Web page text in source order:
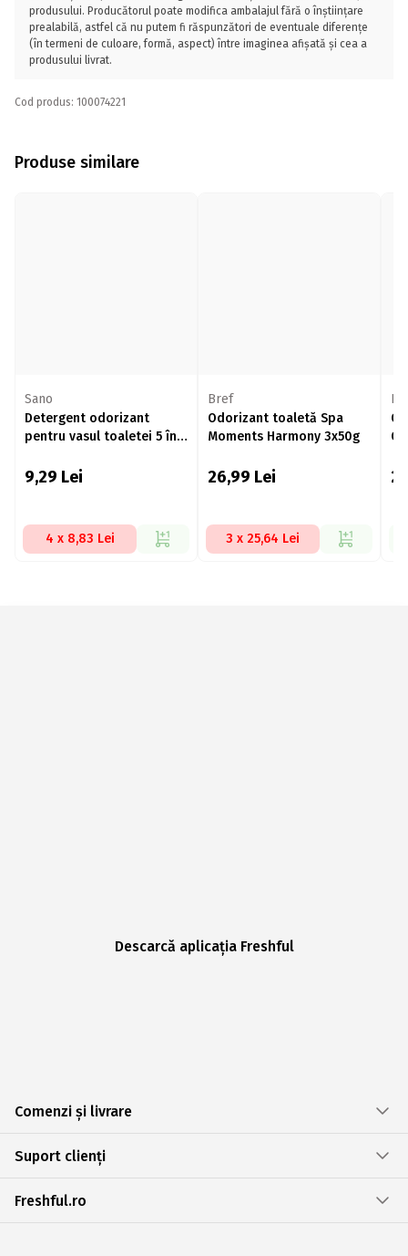
produsului. Producătorul poate modifica ambalajul fără o înștiințare
prealabilă, astfel că nu putem fi răspunzători de eventuale diferențe
(în termeni de culoare, formă, aspect) între imaginea afișată și cea a
produsului livrat.
Cod produs: 100074221
Produse similare
Sano
Detergent odorizant
pentru vasul toaletei 5 în1
9,29 Lei
4 x 8,83 Lei
Bref
Odorizant toaletă Spa
Moments Harmony 3x50g
26,99 Lei
3 x 25,64 Lei
Descarcă aplicația Freshful
Comenzi și livrare
Suport clienți
Freshful.ro